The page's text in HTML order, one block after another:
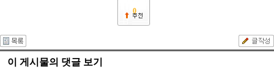
0
이 게시물의 댓글 보기